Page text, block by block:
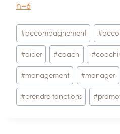
n=6
Étiquettes
de
la
publication :
#accompagnement #
#aider #coach #
#management #manager
#prendre fonctions #